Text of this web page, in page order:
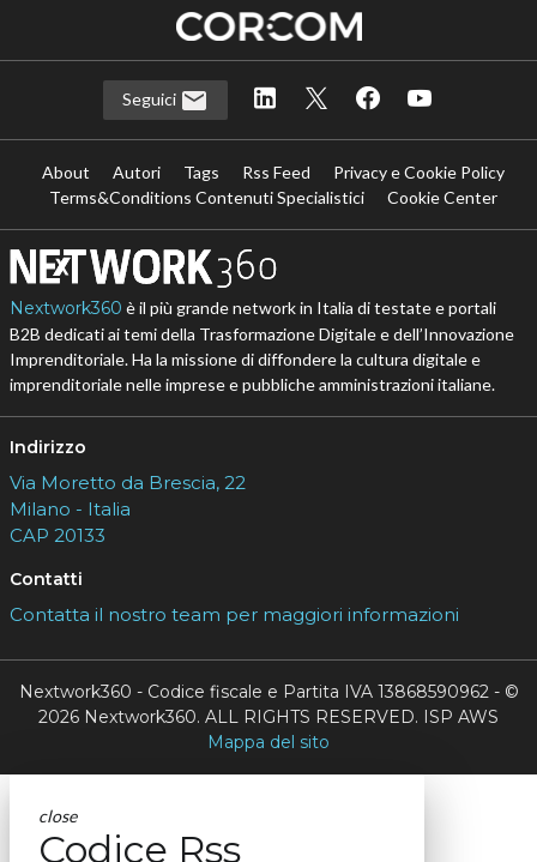
Seguici
About Autori Tags Rss Feed
Privacy e Cookie Policy
Terms&Conditions Contenuti Specialistici
Cookie Center
Nextwork360 è il più grande network in Italia di testate e portali
B2B dedicati ai temi della Trasformazione Digitale e dell’Innovazione
Imprenditoriale. Ha la missione di diffondere la cultura digitale e
imprenditoriale nelle imprese e pubbliche amministrazioni italiane.
Indirizzo
Via Moretto da Brescia, 22
Milano - Italia
CAP 20133
Contatti
Contatta il nostro team per maggiori informazioni
Nextwork360 - Codice fiscale e Partita IVA 13868590962 - ©
2026 Nextwork360. ALL RIGHTS RESERVED. ISP AWS
Mappa del sito
close
Codice Rss